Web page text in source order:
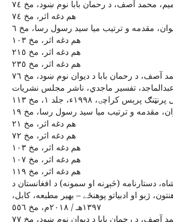
محمد آصف، د رحمان بابا نوم ښود، مخ ٧٤
هم دغه اثر، مخ ٧٤
مقدمه و ترتيب ميا سيد رسول رسا، مخ ٦
هم دغه اثر، مخ ١٠٣
هم دغه اثر، مخ ٢١٥
هم دغه اثر، مخ ٢٣٥
آصف، د رحمان بابا د ديوان نوم ښود، مخ ٧٦
عبدالماجد، تفسير ماجدي، ناشر مجلس نشريات
کراچۍ، ١٩٩٨ء، جلد ١، مخ ١١٣
مقدمه و ترتيب ميا سيد رسول رسا، مخ ١٩
هم دغه اثر، مخ ٢١
هم دغه اثر، مخ ٧٢
هم دغه اثر، مخ ١٠٣
هم دغه اثر، مخ ١٠٧
هم دغه اثر، مخ ١١٩
دستارنامه (څېړنه او سمونه) د افغانستان د
ژبو او ادبياتو پوهنځے – بهير مطبعه، کابل،
١٣٩٧هـ / ٢٠١٨م، مخ ٥٥٦
آصف، د رحمان بابا د ديوان نوم ښود، مخ ٧٧